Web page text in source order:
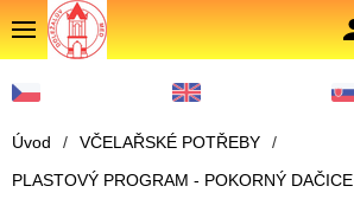
Úvod / VČELAŘSKÉ POTŘEBY
/
PLASTOVÝ PROGRAM - POKORNÝ DAČICE